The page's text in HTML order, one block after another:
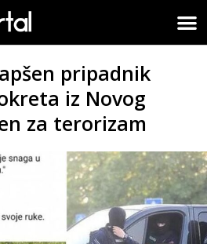
pripadnik
iz Novog
za terorizam